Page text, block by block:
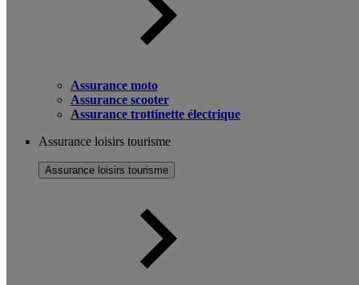
Assurance moto
Assurance scooter
Assurance trottinette électrique
Assurance loisirs tourisme
Assurance loisirs tourisme